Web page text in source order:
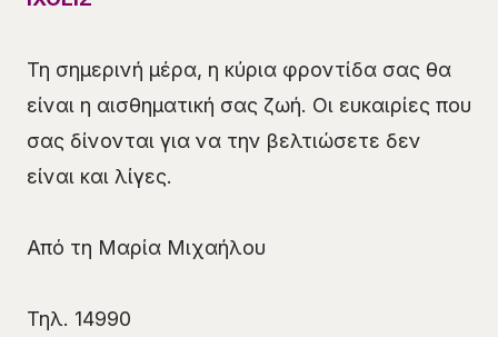
Τη σημερινή μέρα, η κύρια φροντίδα σας θα
είναι η αισθηματική σας ζωή. Οι ευκαιρίες που
σας δίνονται για να την βελτιώσετε δεν
είναι και λίγες.
Από τη Μαρία Μιχαήλου
Τηλ. 14990